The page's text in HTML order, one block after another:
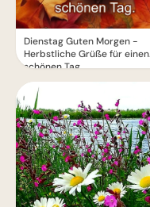
Dienstag Guten Morgen -
Herbstliche Grüße für einen
schönen Tag